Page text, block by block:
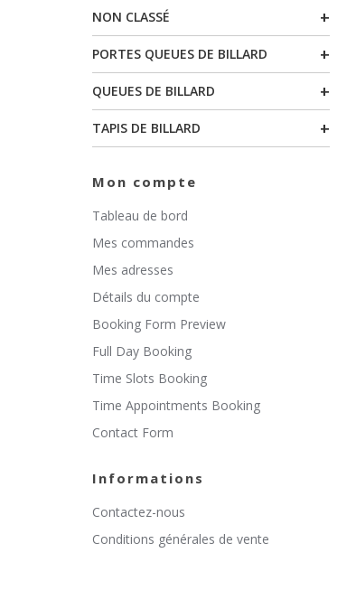
NON CLASSÉ +
PORTES QUEUES DE BILLARD +
QUEUES DE BILLARD +
TAPIS DE BILLARD +
Mon compte
Tableau de bord
Mes commandes
Mes adresses
Détails du compte
Booking Form Preview
Full Day Booking
Time Slots Booking
Time Appointments Booking
Contact Form
Informations
Contactez-nous
Conditions générales de vente